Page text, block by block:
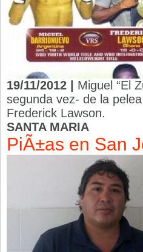
19/11/2012 | Miguel “El
segunda vez- de la
Frederick Lawson.
SANTA MARIA
PiÃ±as en San